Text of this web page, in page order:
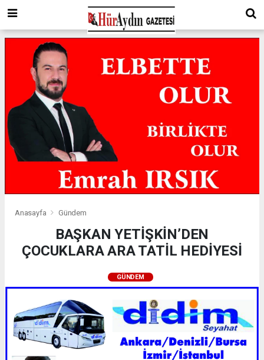
Anasayfa Gündem
BAŞKAN YETİŞKİN’DEN
ÇOCUKLARA ARA TATİL HEDİYESİ
GÜNDEM